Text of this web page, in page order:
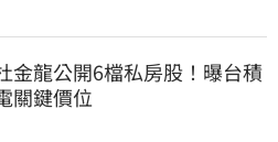
金龍公開6檔私房股！曝台積
關鍵價位